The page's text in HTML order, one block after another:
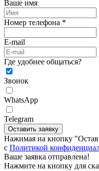
Ваше имя
Номер телефона *
E-mail
Где удобнее общаться?
Звонок
WhatsApp
Telegram
Оставить заявку
Нажимая на кнопку
c Политикой
Ваше заявка отправлена!
Нажмите на кнопку для